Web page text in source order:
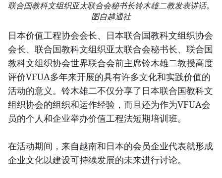
联合国教科文组织亚太联合会秘书长铃木雄二教发表讲话。
图自越通社
日本价值工程协会会长、日本联合国教科文组织协会
会长、联合国教科文组织亚太联合会秘书长、联合国
教科文组织协会世界联合会前主席铃木雄二教授高度
评价VFUA多年来开展的具有许多文化和实践价值的
活动的意义。铃木雄二不仅分享了日本联合国教科文
组织协会的组织和运作经验，而且还为作为VFUA会
员的个人和企业举办价值工程法短期培训班。
在活动期间，来自越南和日本的会员企业代表就形成
企业文化以建设可持续发展的未来进行讨论。